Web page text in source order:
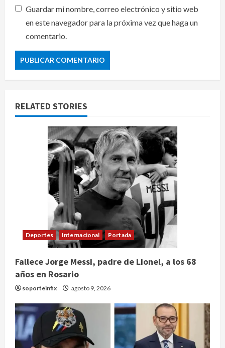
Guardar mi nombre, correo electrónico y sitio web
en este navegador para la próxima vez que haga un
comentario.
RELATED STORIES
Deportes Internacional Portada
Fallece Jorge Messi, padre de Lionel, a los 68
años en Rosario
soporteinfix agosto 9, 2026